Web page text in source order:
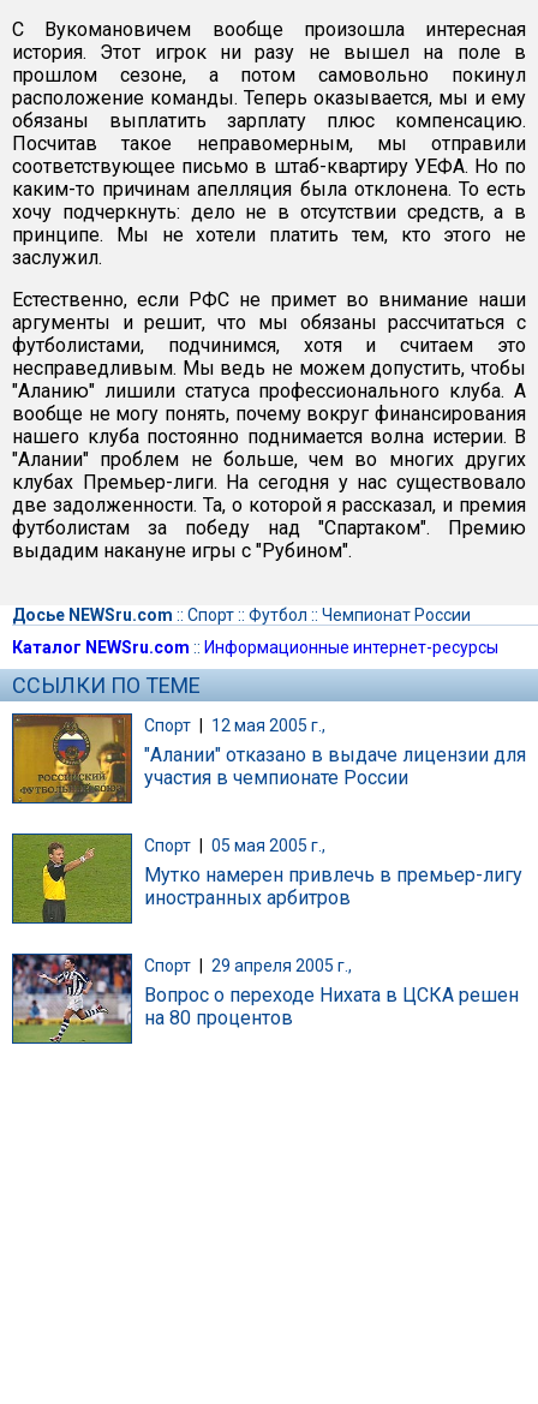
С Вукомановичем вообще произошла интересная
история. Этот игрок ни разу не вышел на поле в
прошлом сезоне, а потом самовольно покинул
расположение команды. Теперь оказывается, мы и ему
обязаны выплатить зарплату плюс компенсацию.
Посчитав такое неправомерным, мы отправили
соответствующее письмо в штаб-квартиру УЕФА. Но по
каким-то причинам апелляция была отклонена. То есть
хочу подчеркнуть: дело не в отсутствии средств, а в
принципе. Мы не хотели платить тем, кто этого не
заслужил.
Естественно, если РФС не примет во внимание наши
аргументы и решит, что мы обязаны рассчитаться с
футболистами, подчинимся, хотя и считаем это
несправедливым. Мы ведь не можем допустить, чтобы
"Аланию" лишили статуса профессионального клуба. А
вообще не могу понять, почему вокруг финансирования
нашего клуба постоянно поднимается волна истерии. В
"Алании" проблем не больше, чем во многих других
клубах Премьер-лиги. На сегодня у нас существовало
две задолженности. Та, о которой я рассказал, и премия
футболистам за победу над "Спартаком". Премию
выдадим накануне игры с "Рубином".
Досье NEWSru.com :: Спорт:: Футбол :: Чемпионат России
Каталог NEWSru.com :: Информационные интернет-ресурсы
ССЫЛКИ ПО ТЕМЕ
Спорт | 12 мая 2005 г.,
"Алании" отказано в выдаче лицензии для
участия в чемпионате России
Спорт 05 мая 2005 г.,
Мутко намерен привлечь в премьер-лигу
иностранных арбитров
Спорт 29 апреля 2005 г.,
Вопрос о переходе Нихата в ЦСКА решен
на 80 процентов